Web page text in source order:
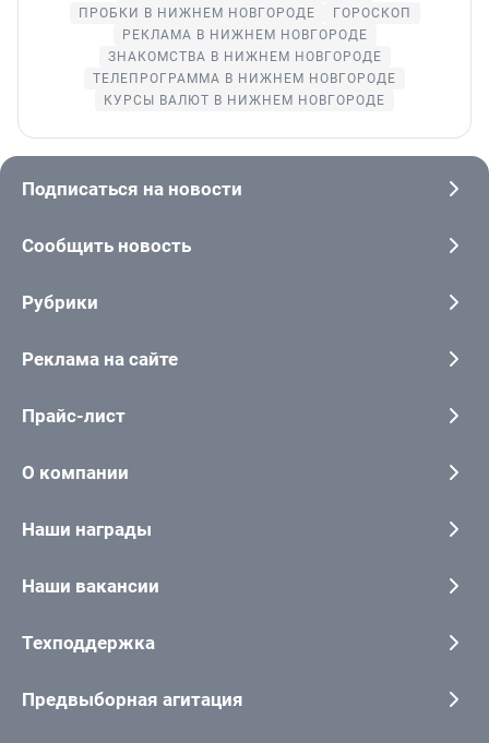
ПРОБКИ В НИЖНЕМ НОВГОРОДЕ
ГОРОСКОП
РЕКЛАМА В НИЖНЕМ НОВГОРОДЕ
ЗНАКОМСТВА В НИЖНЕМ НОВГОРОДЕ
ТЕЛЕПРОГРАММА В НИЖНЕМ НОВГОРОДЕ
КУРСЫ ВАЛЮТ В НИЖНЕМ НОВГОРОДЕ
Подписаться на новости
Сообщить новость
Рубрики
Реклама на сайте
Прайс-лист
О компании
Наши награды
Наши вакансии
Техподдержка
Предвыборная агитация